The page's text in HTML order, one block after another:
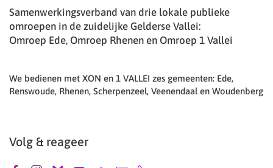
Samenwerkingsverband van drie lokale publieke
omroepen in de zuidelijke Gelderse Vallei:
Omroep Ede, Omroep Rhenen en Omroep 1 Vallei
We bedienen met XON en 1 VALLEI zes gemeenten: Ede,
Renswoude, Rhenen, Scherpenzeel, Veenendaal en Woudenberg
Volg & reageer